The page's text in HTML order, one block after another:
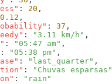
: 20
0.12
: 37
: "3.11 km/h"
: "05:47 am"
: "05:38 pm"
: "last_quarter"
: "Chuvas esparsas"
: